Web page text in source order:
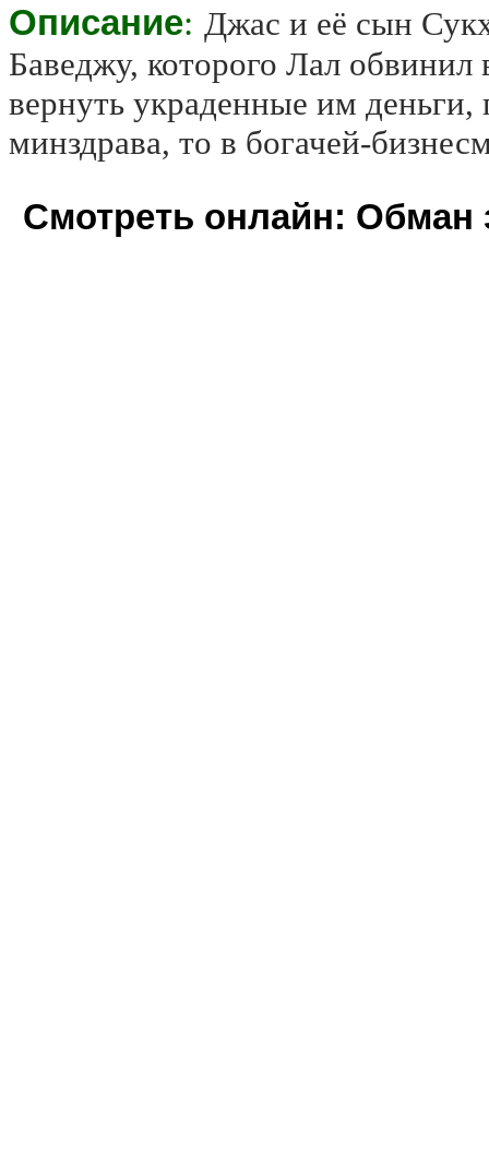
Описание: Джас и её сын
Баведжу, которого Лал
вернуть украденные им
минздрава, то в богачей-
Смотреть онлайн: Обман